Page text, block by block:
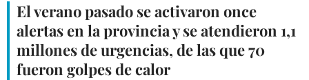
El verano pasado se activaron once
alertas en la provincia y se atendieron 1,1
millones de urgencias, de las que 70
fueron golpes de calor